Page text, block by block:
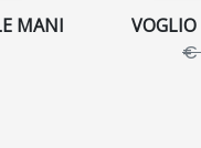
MANI
€